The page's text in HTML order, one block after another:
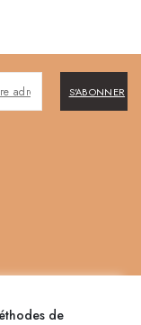
S'ABONNER
de